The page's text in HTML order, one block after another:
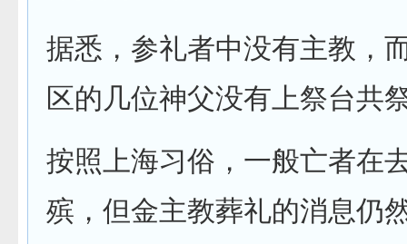
据悉，参礼者中没有主教，
区的几位神父没有上祭台共
按照上海习俗，一般亡者在
殡，但金主教葬礼的消息仍